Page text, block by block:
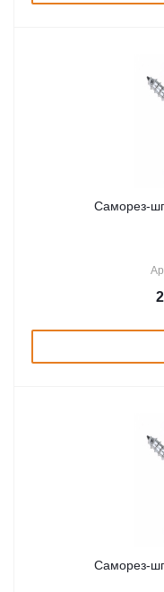
Саморез-
Саморез-